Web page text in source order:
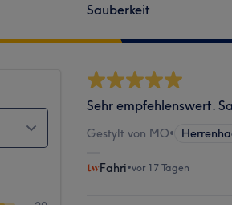
Sauberkeit
Sehr empfehlenswert.
Gestylt von MO•
Fahri•vor 17 Tagen